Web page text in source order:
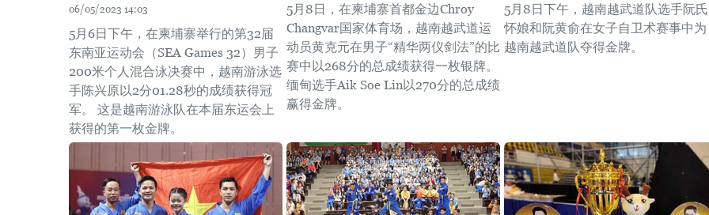
06/05/2023 14:03
5月6日下午，在柬埔寨举行的第32届
东南亚运动会（SEA Games 32）男子
200米个人混合泳决赛中，越南游泳选
手陈兴原以2分01.28秒的成绩获得冠
军。 这是越南游泳队在本届东运会上
获得的第一枚金牌。
5月8日，在柬埔寨首都金边Chroy
Changvar国家体育场，越南越武道运
动员黄克元在男子“精华两仪剑法”的比
赛中以268分的总成绩获得一枚银牌。
缅甸选手Aik Soe Lin以270分的总成绩
赢得金牌。 ​
5月8日下午，越南越武道队选手阮氏
怀娘和阮黄俞在女子自卫术赛事中为
越南越武道队夺得金牌。